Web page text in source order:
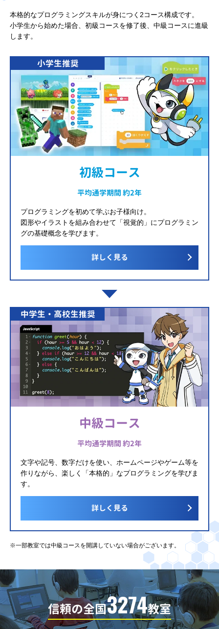
本格的なプログラミングスキルが身につく2コース構成です。
小学生から始めた場合、初級コースを修了後、中級コースに進級
します。
小学生推奨
初級コース
平均通学期間 約2年
プログラミングを初めて学ぶお子様向け。
図形やイラストを組み合わせて「視覚的」にプログラミン
グの基礎概念を学びます。
詳しく見る
中学生・高校生推奨
中級コース
平均通学期間 約2年
文字や記号、数字だけを使い、ホームページやゲーム等を
作りながら、楽しく「本格的」なプログラミングを学びま
す。
詳しく見る
※一部教室では中級コースを開講していない場合がございます。
信頼の全国3274教室